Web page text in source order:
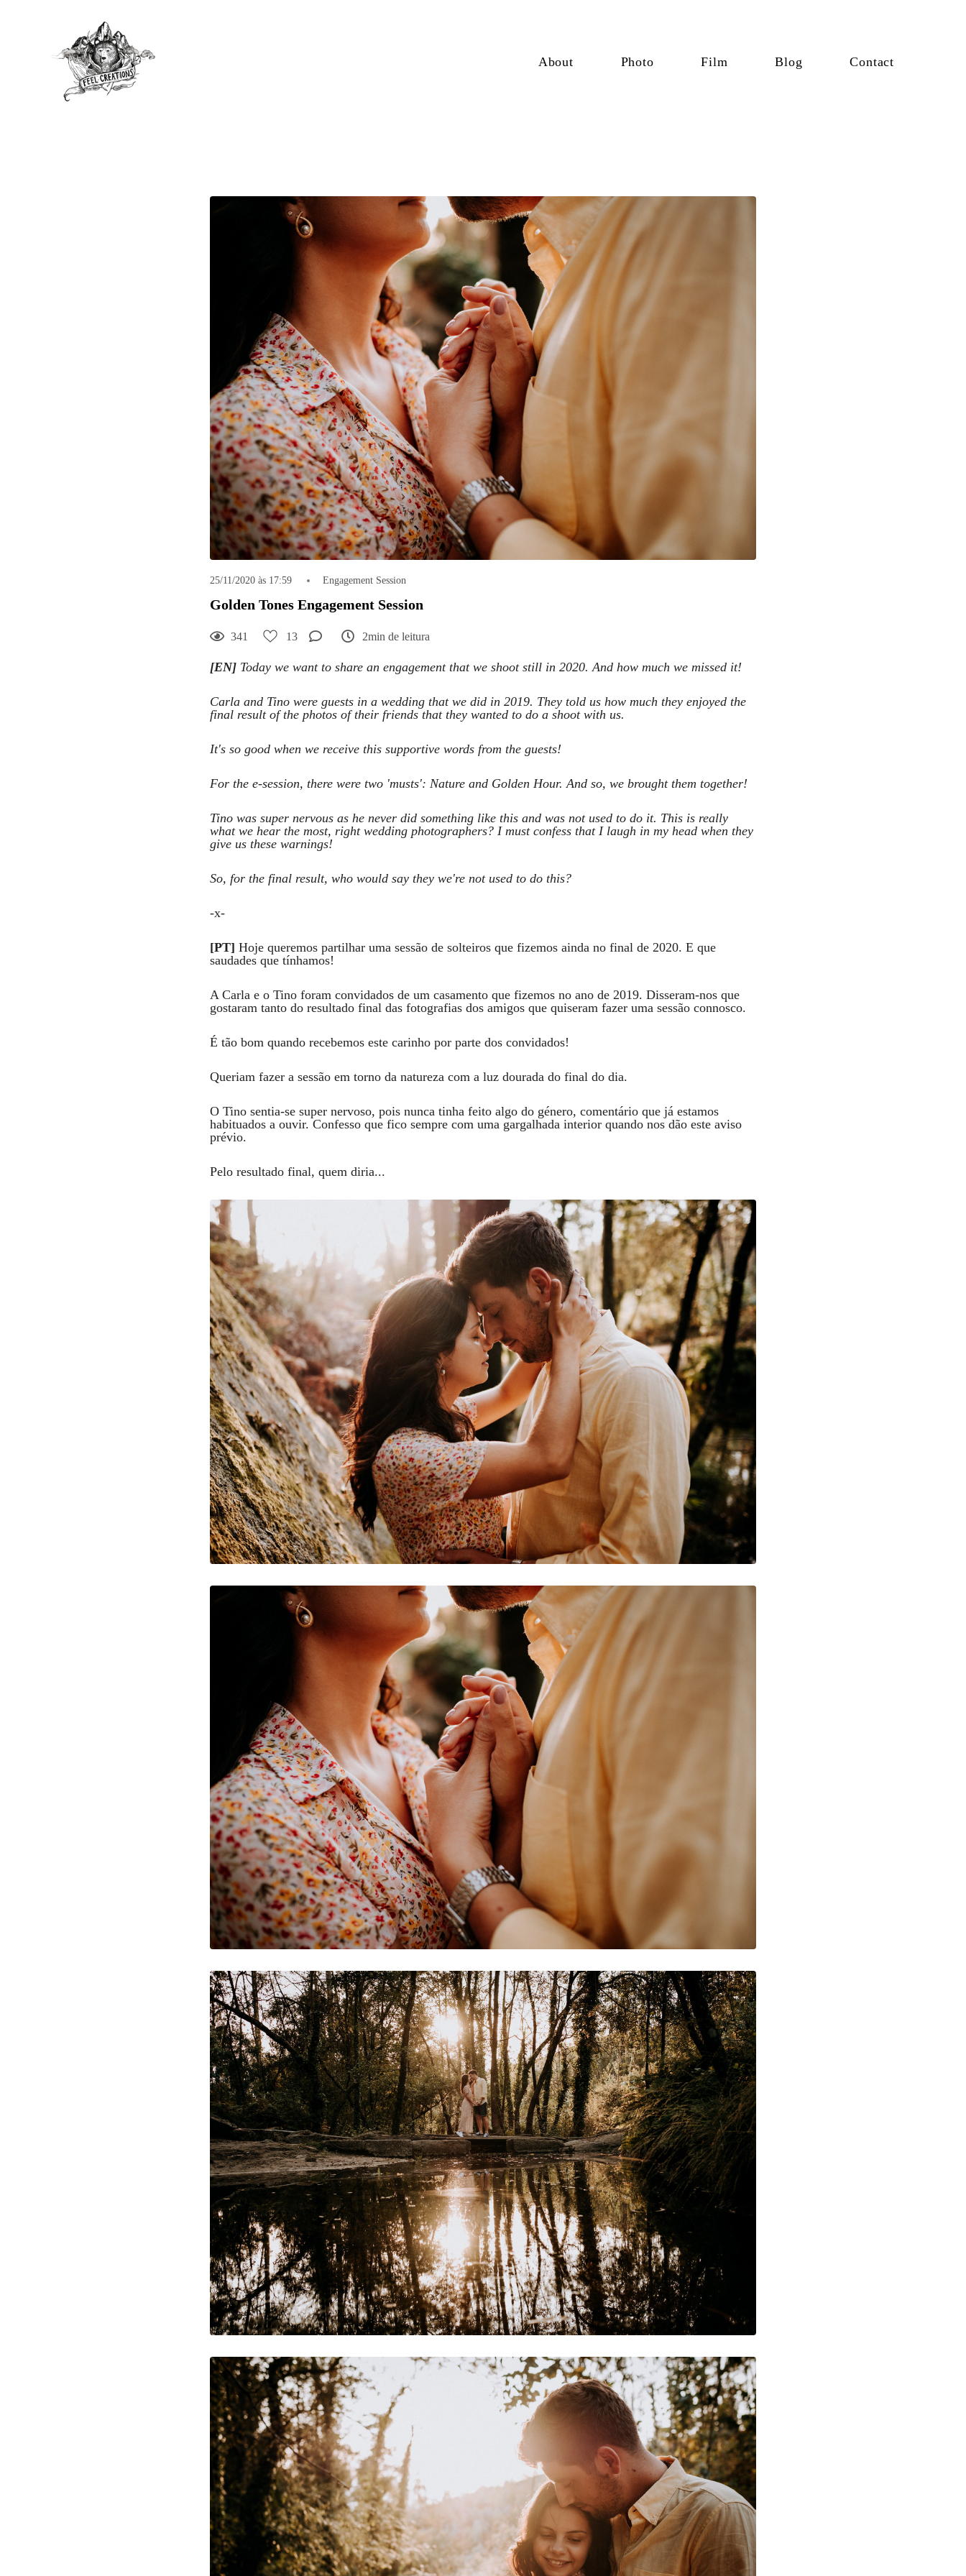
About Photo Film Blog Contact
25/11/2020 às 17:59 Engagement Session
Golden Tones Engagement Session
341 13 2min de leitura
[EN] Today we want to share an engagement that we shoot still in 2020. And how much we missed it!
Carla and Tino were guests in a wedding that we did in 2019. They told us how much they enjoyed the
final result of the photos of their friends that they wanted to do a shoot with us.
It's so good when we receive this supportive words from the guests!
For the e-session, there were two 'musts': Nature and Golden Hour. And so, we brought them together!
Tino was super nervous as he never did something like this and was not used to do it. This is really
what we hear the most, right wedding photographers? I must confess that I laugh in my head when they
give us these warnings!
So, for the final result, who would say they we're not used to do this?
-x-
[PT] Hoje queremos partilhar uma sessão de solteiros que fizemos ainda no final de 2020. E que
saudades que tínhamos!
A Carla e o Tino foram convidados de um casamento que fizemos no ano de 2019. Disseram-nos que
gostaram tanto do resultado final das fotografias dos amigos que quiseram fazer uma sessão connosco.
É tão bom quando recebemos este carinho por parte dos convidados!
Queriam fazer a sessão em torno da natureza com a luz dourada do final do dia.
O Tino sentia-se super nervoso, pois nunca tinha feito algo do género, comentário que já estamos
habituados a ouvir. Confesso que fico sempre com uma gargalhada interior quando nos dão este aviso
prévio.
Pelo resultado final, quem diria...